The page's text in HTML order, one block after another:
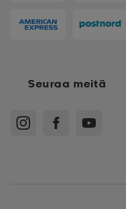
Seuraa meitä